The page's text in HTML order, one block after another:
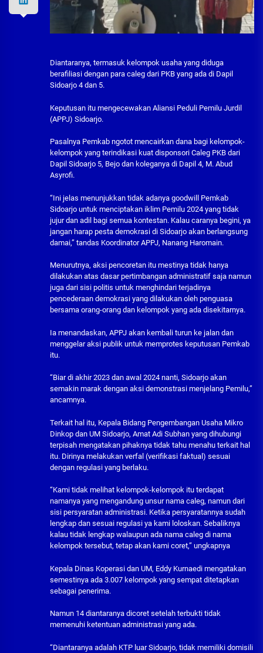
Diantaranya, termasuk kelompok usaha yang diduga
berafiliasi dengan para caleg dari PKB yang ada di Dapil
Sidoarjo 4 dan 5.
Keputusan itu mengecewakan Aliansi Peduli Pemilu Jurdil
(APPJ) Sidoarjo.
Pasalnya Pemkab ngotot mencairkan dana bagi kelompok-
kelompok yang terindikasi kuat disponsori Caleg PKB dari
Dapil Sidoarjo 5, Bejo dan koleganya di Dapil 4, M. Abud
Asyrofi.
“Ini jelas menunjukkan tidak adanya goodwill Pemkab
Sidoarjo untuk menciptakan iklim Pemilu 2024 yang tidak
jujur dan adil bagi semua kontestan. Kalau caranya begini, ya
jangan harap pesta demokrasi di Sidoarjo akan berlangsung
damai,” tandas Koordinator APPJ, Nanang Haromain.
Menurutnya, aksi pencoretan itu mestinya tidak hanya
dilakukan atas dasar pertimbangan administratif saja namun
juga dari sisi politis untuk menghindari terjadinya
pencederaan demokrasi yang dilakukan oleh penguasa
bersama orang-orang dan kelompok yang ada disekitarnya.
Ia menandaskan, APPJ akan kembali turun ke jalan dan
menggelar aksi publik untuk memprotes keputusan Pemkab
itu.
“Biar di akhir 2023 dan awal 2024 nanti, Sidoarjo akan
semakin marak dengan aksi demonstrasi menjelang Pemilu,”
ancamnya.
Terkait hal itu, Kepala Bidang Pengembangan Usaha Mikro
Dinkop dan UM Sidoarjo, Amat Adi Subhan yang dihubungi
terpisah mengatakan pihaknya tidak tahu menahu terkait hal
itu. Dirinya melakukan verfal (verifikasi faktual) sesuai
dengan regulasi yang berlaku.
“Kami tidak melihat kelompok-kelompok itu terdapat
namanya yang mengandung unsur nama caleg, namun dari
sisi persyaratan administrasi. Ketika persyaratannya sudah
lengkap dan sesuai regulasi ya kami loloskan. Sebaliknya
kalau tidak lengkap walaupun ada nama caleg di nama
kelompok tersebut, tetap akan kami coret,” ungkapnya
Kepala Dinas Koperasi dan UM, Eddy Kurnaedi mengatakan
semestinya ada 3.007 kelompok yang sempat ditetapkan
sebagai penerima.
Namun 14 diantaranya dicoret setelah terbukti tidak
memenuhi ketentuan administrasi yang ada.
“Diantaranya adalah KTP luar Sidoarjo, tidak memiliki domisili